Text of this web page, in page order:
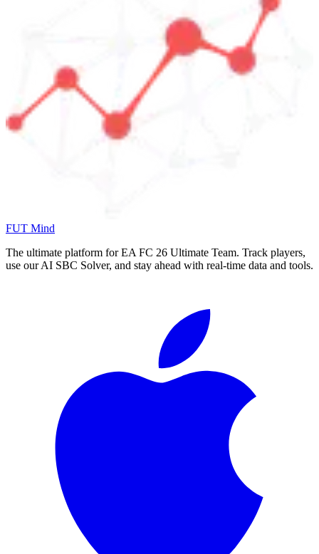
FUT Mind
The ultimate platform for EA FC 26 Ultimate Team. Track players,
use our AI SBC Solver, and stay ahead with real-time data and tools.